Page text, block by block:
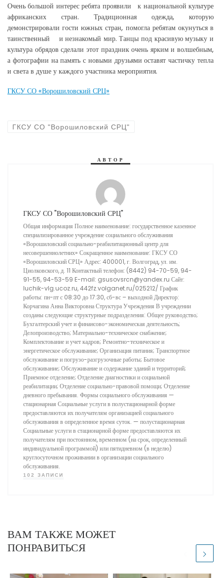
Очень большой интерес ребята проявили к национальной культуре
африканских стран. Традиционная одежда, которую
демонстрировали гости южных стран, помогла ребятам окунуться в
таинственный и незнакомый мир. Танцы под красивую музыку и
культура обрядов сделали этот праздник очень ярким и волшебным,
а фотографии на память с новыми друзьями оставят частичку тепла
и света в душе у каждого участника мероприятия.
ГКСУ СО «Ворошиловский СРЦ»
ГКСУ СО "Ворошиловский СРЦ"
АВТОР
ГКСУ СО "Ворошиловский СРЦ"
Общая информация Полное наименование: государственное казенное
специализированное учреждение социального обслуживания
«Ворошиловский социально-реабилитационный центр для
несовершеннолетних» Сокращенное наименование: ГКСУ СО
«Ворошиловский СРЦ» Адрес: 400001, г. Волгоград, ул. им.
Циолковского, д. 11 Контактный телефон: (8442) 94-70-59, 94-
91-55, 94-53-59 E-mail: gsusovsrcn@yandex.ru Сайт:
luchik-vlg.ucoz.ru, 442fz.volganet.ru/025212/ График
работы: пн-пт с 08:30 до 17:30, сб-вс – выходной Директор:
Корчагина Анна Викторовна Структура Учреждения В учреждении
созданы следующие структурные подразделения: Общее руководство;
Бухгалтерский учет и финансово-экономическая деятельность;
Делопроизводство; Материально-техническое снабжение;
Комплектование и учет кадров; Ремонтно-техническое и
энергетическое обслуживание; Организация питания; Транспортное
обслуживание и погрузо-разгрузочные работы; Бытовое
обслуживание; Обслуживание и содержание зданий и территорий;
Приемное отделение; Отделение диагностики и социальной
реабилитации; Отделение социально-правовой помощи; Отделение
дневного пребывания. Формы социального обслуживания —
стационарная Социальные услуги в полустационарной форме
предоставляются их получателям организацией социального
обслуживания в определенное время суток. — полустационарная
Социальные услуги в стационарной форме предоставляются их
получателям при постоянном, временном (на срок, определенный
индивидуальной программой) или пятидневном (в неделю)
круглосуточном проживании в организации социального
обслуживания.
102 ЗАПИСИ
ВАМ ТАКЖЕ МОЖЕТ
ПОНРАВИТЬСЯ